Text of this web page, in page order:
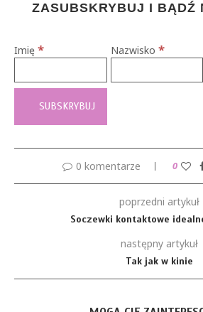
ZASUBSKRYBUJ I BĄDŹ
Imię * Nazwisko *
0 komentarze 0
poprzedni artykuł
Soczewki kontaktowe
następny artykuł
Tak jak w kinie